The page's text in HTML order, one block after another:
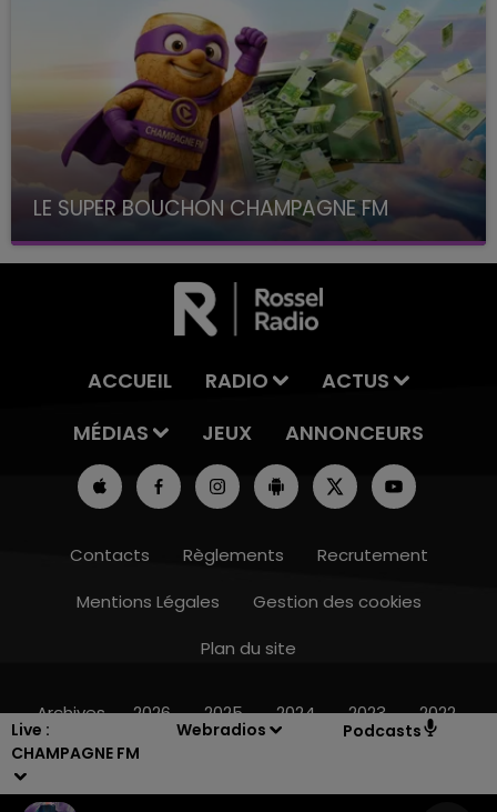
Live :
CHAMPAGNE FM
Webradios Podcasts
15h00 - 19h00
LE SUPER BOUCHON CHAMPAGNE FM
avec La Famille Champagne FM, à 8H10
ACCUEIL RADIO
ACTUS
MÉDIAS
JEUX ANNONCEURS
Contacts Règlements
Recrutement
Mentions Légales
Gestion des cookies
Plan du site
Archives 2026 2025 2024 2023 2022